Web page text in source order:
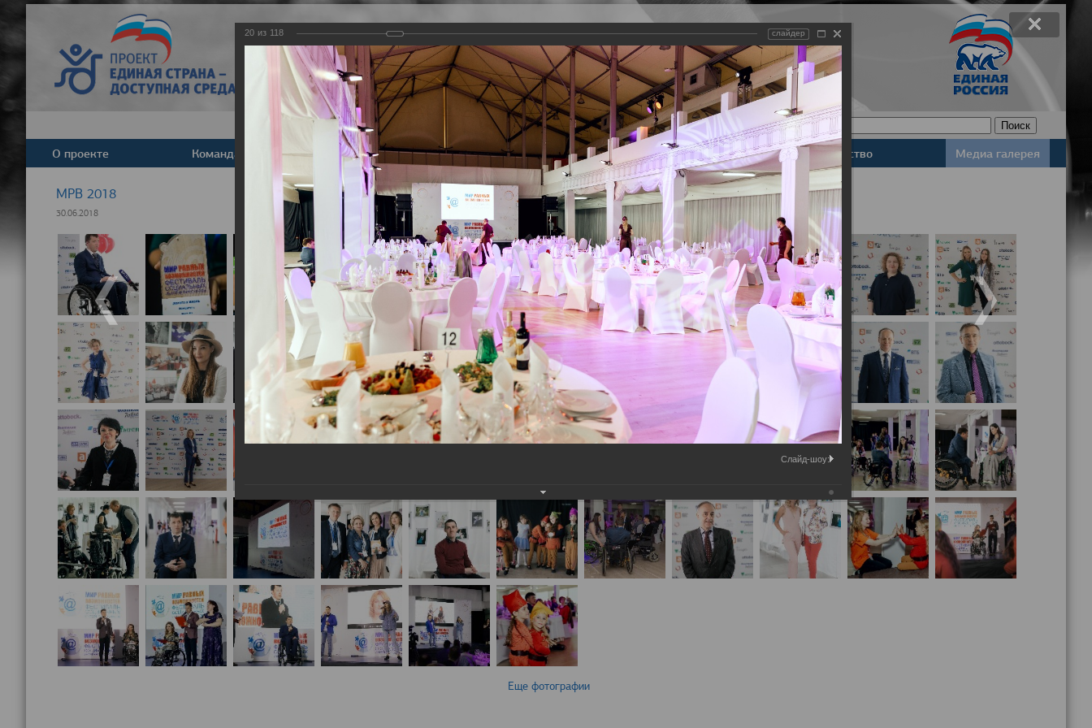
Задать вопрос
Версия для слабовидящих
О проекте Команда Новости Деятельность Базы данных Законодательство Медиа галерея
МРВ 2018
30.06.2018
Еще фотографии
20 из 118 слайдер
Слайд-шоу: